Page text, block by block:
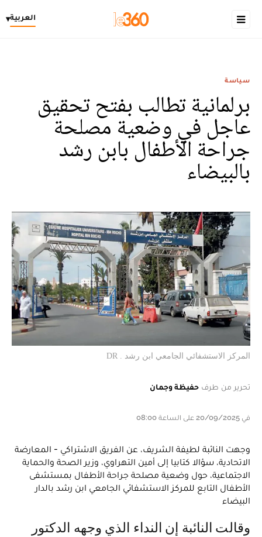
العربية▾
سياسة
برلمانية تطالب بفتح تحقيق
عاجل في وضعية مصلحة
جراحة الأطفال بابن رشد
بالبيضاء
المركز الاستشفائي الجامعي ابن رشد . DR
تحرير من طرف حفيظة وجمان
في 20/09/2025 على الساعة 08:00
وجهت النائبة لطيفة الشريف، عن الفريق الاشتراكي - المعارضة
الاتحادية، سؤالا كتابيا إلى أمين التهراوي، وزير الصحة والحماية
الاجتماعية، حول وضعية مصلحة جراحة الأطفال بمستشفى
الأطفال التابع للمركز الاستشفائي الجامعي ابن رشد بالدار
البيضاء
وقالت النائبة إن النداء الذي وجهه الدكتور